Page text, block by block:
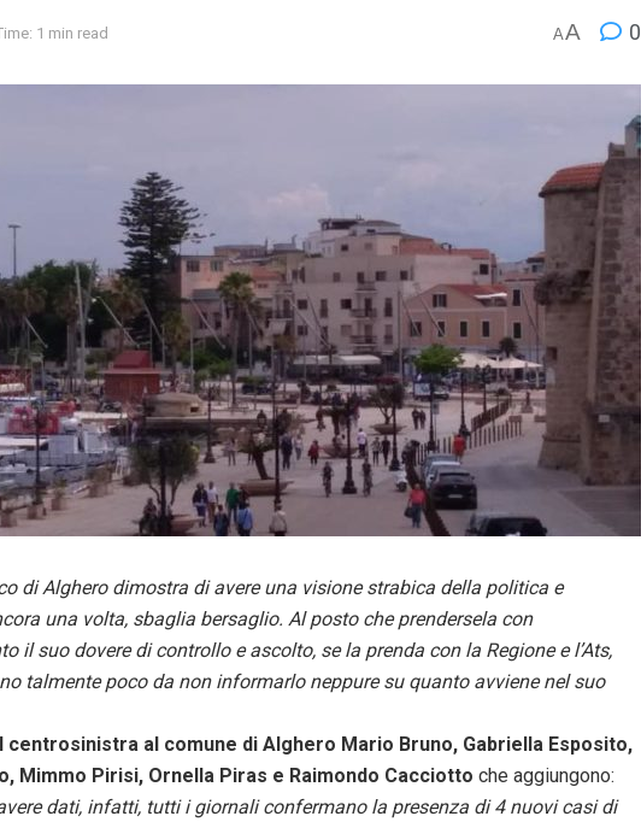
1 min read AA 0
di Alghero dimostra di avere una visione strabica della politica e
una volta, sbaglia bersaglio. Al posto che prendersela con
il suo dovere di controllo e ascolto, se la prenda con la Regione e l’Ats,
talmente poco da non informarlo neppure su quanto avviene nel suo
al comune di Alghero Mario Bruno, Gabriella Esposito,
Mimmo Pirisi, Ornella Piras e Raimondo Cacciotto che aggiungono:
dati, infatti, tutti i giornali confermano la presenza di 4 nuovi casi di